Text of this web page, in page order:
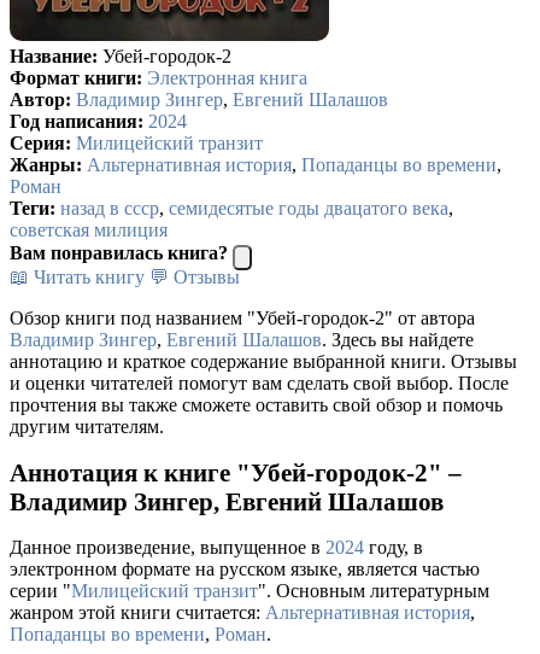
Название: Убей-городок-2
Формат книги: Электронная книга
Автор: Владимир Зингер, Евгений Шалашов
Год написания: 2024
Серия: Милицейский транзит
Жанры: Альтернативная история, Попаданцы во времени,
Роман
Теги: назад в ссср, семидесятые годы двацатого века,
советская милиция
Вам понравилась книга?
📖 Читать книгу 💬 Отзывы
Обзор книги под названием "Убей-городок-2" от автора
Владимир Зингер, Евгений Шалашов. Здесь вы найдете
аннотацию и краткое содержание выбранной книги. Отзывы
и оценки читателей помогут вам сделать свой выбор. После
прочтения вы также сможете оставить свой обзор и помочь
другим читателям.
Аннотация к книге "Убей-городок-2" –
Владимир Зингер, Евгений Шалашов
Данное произведение, выпущенное в 2024 году, в
электронном формате на русском языке, является частью
серии "Милицейский транзит". Основным литературным
жанром этой книги считается: Альтернативная история,
Попаданцы во времени, Роман.